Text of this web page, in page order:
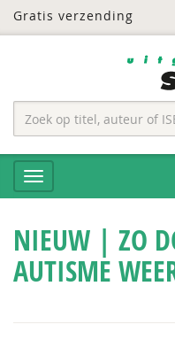
Gratis verzending
NIEUW | ZO
AUTISME